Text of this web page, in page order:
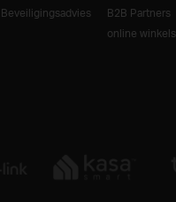
Beveiligingsadvies
B2B Partners
online winkels